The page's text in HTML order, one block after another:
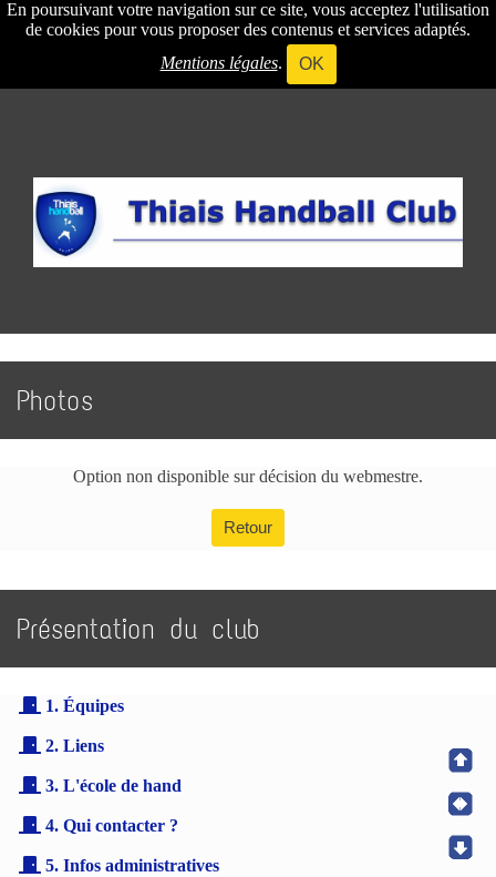
En poursuivant votre navigation sur ce site, vous acceptez l'utilisation
de cookies pour vous proposer des contenus et services adaptés.
Mentions légales. OK
Photos
Option non disponible sur décision du webmestre.
Retour
Présentation du club
1. Équipes
2. Liens
3. L'école de hand
4. Qui contacter ?
5. Infos administratives